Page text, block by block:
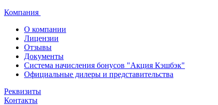
Компания
О компании
Лицензии
Отзывы
Документы
Система начисления бонусов "Акция Кэшбэк"
Официальные дилеры и представительства
Реквизиты
Контакты